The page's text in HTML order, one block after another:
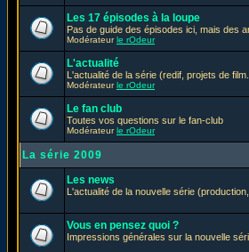
Les 17 épisodes à la loupe
Pas de guide des épisodes ici, mais des
Modérateurle rOdeur
L'actualité
L'actualité de la série (redif, projets de
Modérateurle rOdeur
Le fan club
Toutes vos questions sur le fan-club
Modérateurle rOdeur
La série 2009
Les news
L'actualité de la nouvelle série
Vous en pensez quoi ?
Impressions générales sur la nouvelle